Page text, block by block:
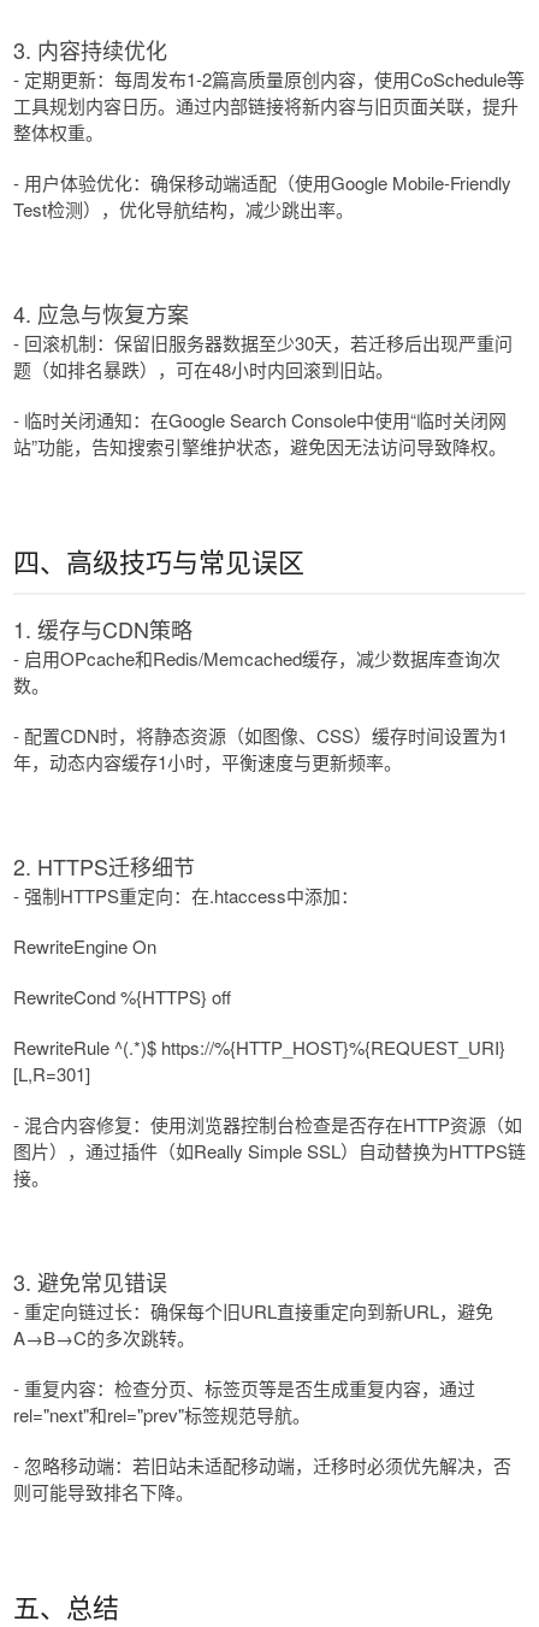
3. 内容持续优化
- 定期更新：每周发布1-2篇高质量原创内容，使用CoSchedule等
工具规划内容日历。通过内部链接将新内容与旧页面关联，提升
整体权重。
- 用户体验优化：确保移动端适配（使用Google Mobile-Friendly
Test检测），优化导航结构，减少跳出率。
4. 应急与恢复方案
- 回滚机制：保留旧服务器数据至少30天，若迁移后出现严重问
题（如排名暴跌），可在48小时内回滚到旧站。
- 临时关闭通知：在Google Search Console中使用“临时关闭网
站”功能，告知搜索引擎维护状态，避免因无法访问导致降权。
四、高级技巧与常见误区
1. 缓存与CDN策略
- 启用OPcache和Redis/Memcached缓存，减少数据库查询次
数。
- 配置CDN时，将静态资源（如图像、CSS）缓存时间设置为1
年，动态内容缓存1小时，平衡速度与更新频率。
2. HTTPS迁移细节
- 强制HTTPS重定向：在.htaccess中添加：
RewriteEngine On
RewriteCond %{HTTPS} off
RewriteRule ^(.*)$ https://%{HTTP_HOST}%{REQUEST_URI}
[L,R=301]
- 混合内容修复：使用浏览器控制台检查是否存在HTTP资源（如
图片），通过插件（如Really Simple SSL）自动替换为HTTPS链
接。
3. 避免常见错误
- 重定向链过长：确保每个旧URL直接重定向到新URL，避免
A→B→C的多次跳转。
- 重复内容：检查分页、标签页等是否生成重复内容，通过
rel="next"和rel="prev"标签规范导航。
- 忽略移动端：若旧站未适配移动端，迁移时必须优先解决，否
则可能导致排名下降。
五、总结